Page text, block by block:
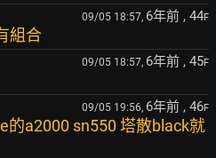
09/05 18:57, 6年前 , 44F
組合
09/05 18:57, 6年前 , 45F
09/05 19:56, 6年前 , 46F
的a2000 sn550 塔散black就